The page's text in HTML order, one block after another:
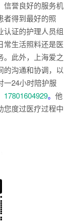
信誉良好的服务机
者得到最好的照
认证的护理人员组
常生活照料还是医
。此外，上海爱之
的沟通和协调，以
一24小时陪护服
17801604929。 他
您度过医疗过程中